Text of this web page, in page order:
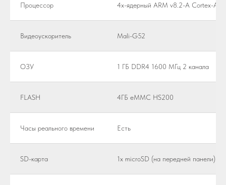
Процессор 4х-ядерный ARM v8.2-A Cortex-
Видеоускоритель Mali-G52
ОЗУ 1 ГБ DDR4 1600 МГц 2 канала
FLASH 4ГБ eMMC HS200
Часы реального времени Есть
SD-карта 1x microSD (на передней панели)